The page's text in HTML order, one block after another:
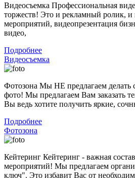
Видеосъемка Профессиональная
торжеств! Это и рекламный ролик, и
мероприятий, видеопрезентация
видео,
Подробнее
Видеосъемка
Фотозона Мы НЕ предлагаем делать
фото! Мы предлагаем Вам заказать
Вы ведь хотите получить яркие,
Подробнее
Фотозона
Кейтеринг Кейтеринг - важная
мероприятий! Мы предлагаем
ключ". Это избавит Вас от